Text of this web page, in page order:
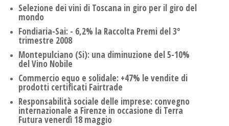
Selezione dei vini di Toscana in giro per il giro del
mondo
Fondiaria-Sai: - 6,2% la Raccolta Premi del 3°
trimestre 2008
Montepulciano (Si): una diminuzione del 5-10%
del Vino Nobile
Commercio equo e solidale: +47% le vendite di
prodotti certificati Fairtrade
Responsabilità sociale delle imprese: convegno
internazionale a Firenze in occasione di Terra
Futura venerdì 18 maggio